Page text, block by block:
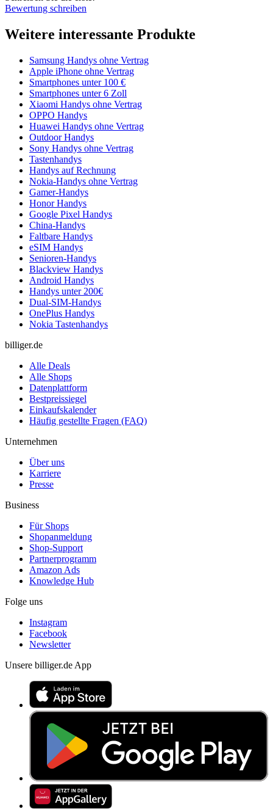
Bewertung schreiben
Weitere interessante Produkte
Samsung Handys ohne Vertrag
Apple iPhone ohne Vertrag
Smartphones unter 100 €
Smartphones unter 6 Zoll
Xiaomi Handys ohne Vertrag
OPPO Handys
Huawei Handys ohne Vertrag
Outdoor Handys
Sony Handys ohne Vertrag
Tastenhandys
Handys auf Rechnung
Nokia-Handys ohne Vertrag
Gamer-Handys
Honor Handys
Google Pixel Handys
China-Handys
Faltbare Handys
eSIM Handys
Senioren-Handys
Blackview Handys
Android Handys
Handys unter 200€
Dual-SIM-Handys
OnePlus Handys
Nokia Tastenhandys
billiger.de
Alle Deals
Alle Shops
Datenplattform
Bestpreissiegel
Einkaufskalender
Häufig gestellte Fragen (FAQ)
Unternehmen
Über uns
Karriere
Presse
Business
Für Shops
Shopanmeldung
Shop-Support
Partnerprogramm
Amazon Ads
Knowledge Hub
Folge uns
Instagram
Facebook
Newsletter
Unsere billiger.de App